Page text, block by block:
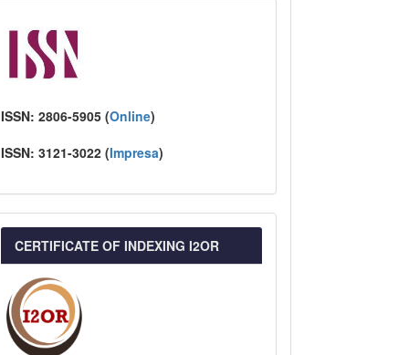
ISSN: 2806-5905 (Online)
ISSN: 3121-3022 (Impresa)
CERTIFICATE OF INDEXING I2OR